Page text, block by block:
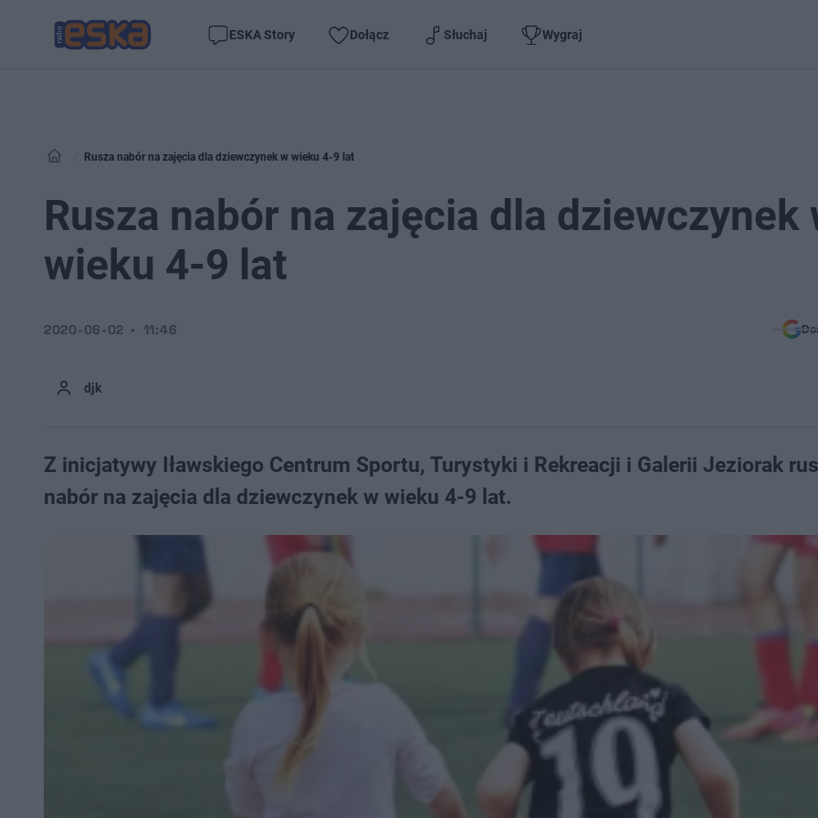
ESKA Story Dołącz Słuchaj Wygraj
Rusza nabór na zajęcia dla dziewczynek w wieku 4-9 lat
Rusza nabór na zajęcia dla dziewczynek
wieku 4-9 lat
djk
2020-06-02 11:46
Z inicjatywy Iławskiego Centrum Sportu, Turystyki i Rekreacji i Galerii Jeziorak
nabór na zajęcia dla dziewczynek w wieku 4-9 lat.